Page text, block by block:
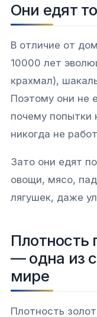
Они едят
В отличие от
10000 лет
крахмал),
Поэтому они не
почему попытки
никогда не
Зато они едят
овощи, мясо,
лягушек, даже
Плотность
— одна из
мире
Плотность